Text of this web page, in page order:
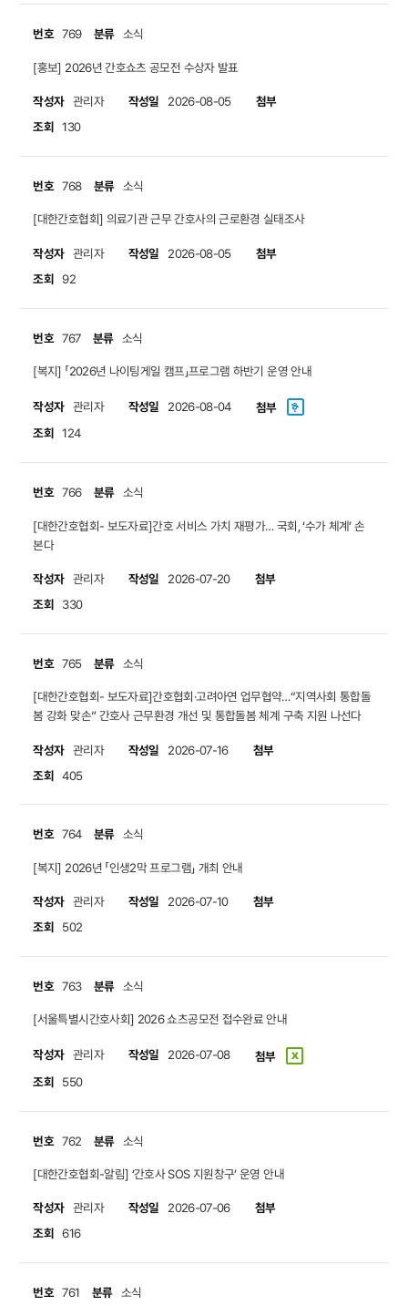
번호 769 분류 소식
[홍보] 2026년 간호쇼츠 공모전 수상자 발표
작성자 관리자 작성일 2026-08-05
첨부
조회 130
번호 768 분류 소식
[대한간호협회] 의료기관 근무 간호사의 근로환경 실태조사
작성자 관리자 작성일 2026-08-05
첨부
조회 92
번호 767 분류 소식
[복지] 「2026년 나이팅게일 캠프」프로그램 하반기 운영 안내
작성자 관리자 작성일 2026-08-04
첨부
조회 124
번호 766 분류 소식
[대한간호협회- 보도자료]간호 서비스 가치 재평가… 국회, ‘수가 체계’ 손
본다
작성자 관리자 작성일 2026-07-20
첨부
조회 330
번호 765 분류 소식
[대한간호협회- 보도자료]간호협회·고려아연 업무협약…“지역사회 통합돌
봄 강화 맞손” 간호사 근무환경 개선 및 통합돌봄 체계 구축 지원 나선다
작성자 관리자 작성일 2026-07-16
첨부
조회 405
번호 764 분류 소식
[복지] 2026년 「인생2막 프로그램」 개최 안내
작성자 관리자 작성일 2026-07-10
첨부
조회 502
번호 763 분류 소식
[서울특별시간호사회] 2026 쇼츠공모전 접수완료 안내
작성자 관리자 작성일 2026-07-08
첨부
조회 550
번호 762 분류 소식
[대한간호협회-알림] ‘간호사 SOS 지원창구’ 운영 안내
작성자 관리자 작성일 2026-07-06
첨부
조회 616
번호 761 분류 소식